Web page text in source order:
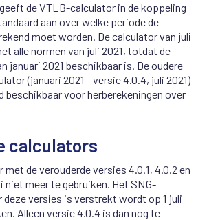
de VTLB-calculator in de koppeling
aan over welke periode de
moet worden. De calculator van juli
alle normen van juli 2021, totdat de
januari 2021 beschikbaar is. De oudere
(januari 2021 - versie 4.0.4, juli 2021)
beschikbaar voor herberekeningen over
calculators
de verouderde versies 4.0.1, 4.0.2 en
niet meer te gebruiken. Het SNG-
versies is verstrekt wordt op 1 juli
Alleen versie 4.0.4 is dan nog te